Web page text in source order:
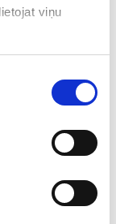
viņu
iespējamu
iestādi.
biroju - par